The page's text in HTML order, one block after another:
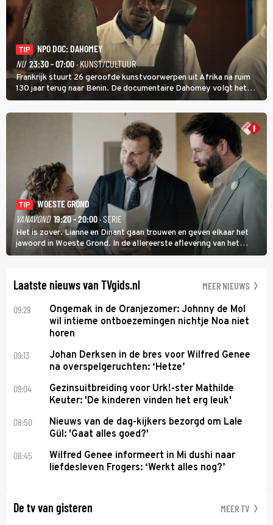
TIP
NPO DOC: DAHOMEY
NU 23:30 - 07:00· KUNST/CULTUUR
Frankrijk stuurt 26 geroofde kunstvoorwerpen uit Afrika na ruim
130 jaar terug naar Benin. De documentaire Dahomey volgt het
transport en toont de aankomst. Inwoners van Benin bespreken de
betekenis van de teruggave.
TIP
WOESTE GROND
VANAVOND 19:20 - 20:00· SERIE
Het is zover. Lianne en Dinant gaan trouwen en geven elkaar het
jawoord in Woeste Grond. In de allereerste aflevering van het
eerste seizoen kwam Lianne vanuit de Randstad naar Twente. Daar
Laatste nieuws van TVgids.nl MEER NIEUWS
09:29
Ongemak in de Oranjezomer: Johnny de Mol
wil intieme ontboezemingen nichtje Noa niet
horen
09:13
Johan Derksen in de bres voor Wilfred Genee
na overspelgeruchten: ‘Hetze’
09:04
Gezinsuitbreiding voor Urk!-ster Mathilde
Keuter: 'De kinderen vinden het erg leuk'
08:50
Nieuws van de dag-kijkers bezorgd om Lale
Gül: 'Gaat alles goed?'
08:45
Wilfred Genee informeert in Mi dushi naar
liefdesleven Frogers: ‘Werkt alles nog?’
De tv van gisteren MEER TV